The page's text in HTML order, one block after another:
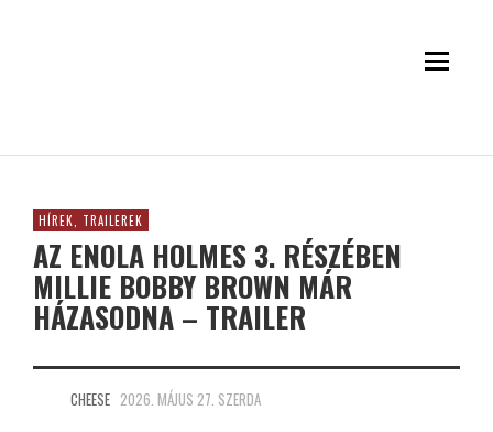
HÍREK, TRAILEREK
AZ ENOLA HOLMES 3. RÉSZÉBEN
MILLIE BOBBY BROWN MÁR
HÁZASODNA – TRAILER
CHEESE 2026. MÁJUS 27. SZERDA